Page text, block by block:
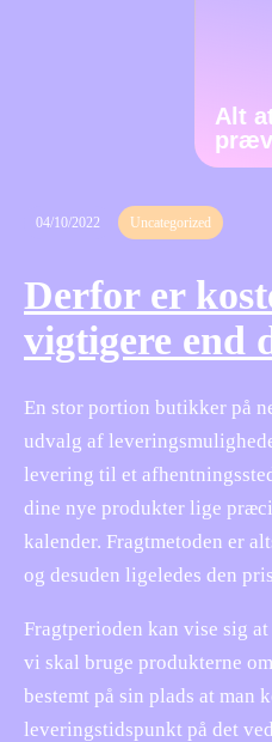
Alt
04/10/2022 Uncategorized
Derfor er
vigtigere end
En stor portion butikker på
udvalg af
levering til et
dine nye produkter lige
kalender. Fragtmetoden er
og desuden ligeledes den
Fragtperioden kan vise sig
vi skal bruge produkterne
bestemt på sin plads at man
leveringstidspunkt på det